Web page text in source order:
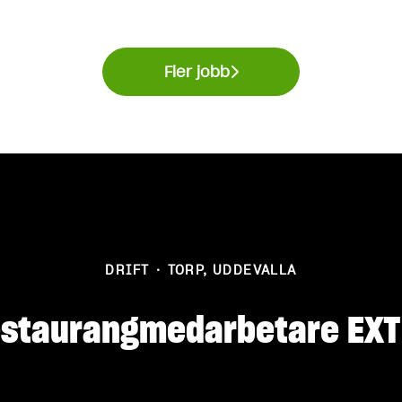
Fler jobb
DRIFT · TORP, UDDEVALLA